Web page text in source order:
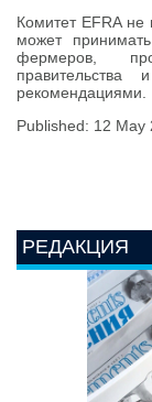
Комитет EFRA не
может
фермеров,
рекомендациями.
Published: 12 May
РЕДАКЦИЯ